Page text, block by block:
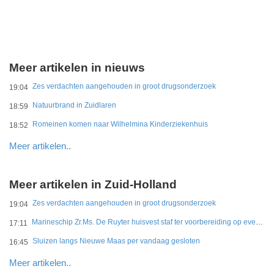
Meer artikelen in nieuws
19:04 Zes verdachten aangehouden in groot drugsonderzoek
18:59 Natuurbrand in Zuidlaren
18:52 Romeinen komen naar Wilhelmina Kinderziekenhuis
Meer artikelen..
Meer artikelen in Zuid-Holland
19:04 Zes verdachten aangehouden in groot drugsonderzoek
17:11 Marineschip Zr.Ms. De Ruyter huisvest staf ter voorbereiding op eventuele Hormuz-missie
16:45 Sluizen langs Nieuwe Maas per vandaag gesloten
Meer artikelen..